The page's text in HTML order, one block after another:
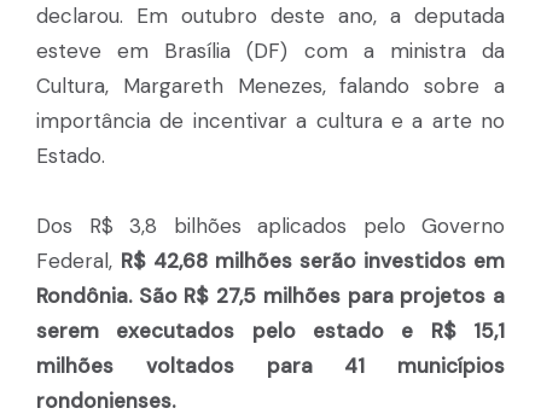
declarou. Em outubro deste ano, a deputada
esteve em Brasília (DF) com a ministra da
Cultura, Margareth Menezes, falando sobre a
importância de incentivar a cultura e a arte no
Estado.
Dos R$ 3,8 bilhões aplicados pelo Governo
Federal, R$ 42,68 milhões serão investidos em
Rondônia. São R$ 27,5 milhões para projetos a
serem executados pelo estado e R$ 15,1
milhões voltados para 41 municípios
rondonienses.